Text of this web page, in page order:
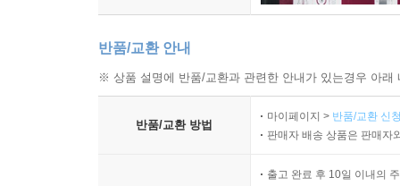
반품/교환 안내
※ 상품 설명에 반품/교환과 관련한 안내가 있는경우 아
반품/교환 방법
마이페이지 > 반품/교환 신
판매자 배송 상품은 판매자
출고 완료 후 10일 이내의